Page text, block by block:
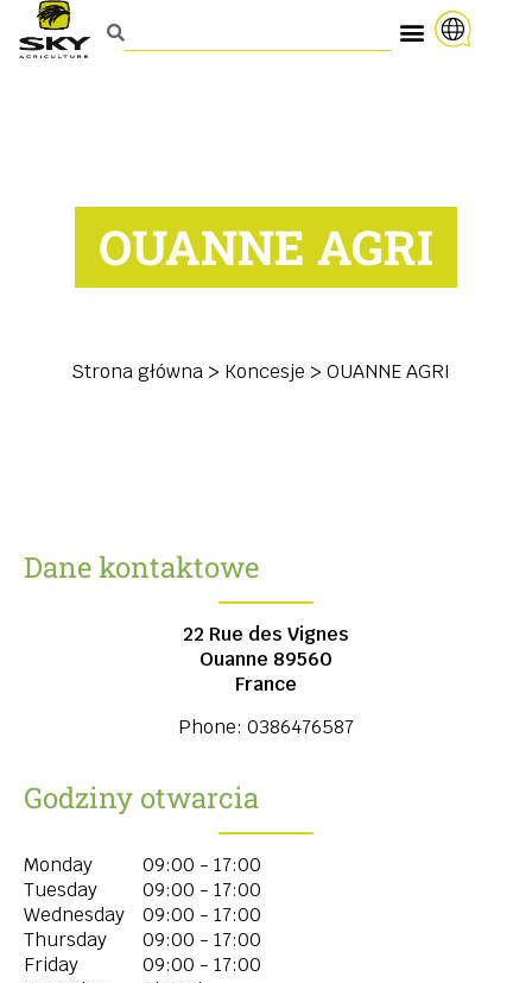
OUANNE AGRI
Strona główna > Koncesje > OUANNE AGRI
Dane kontaktowe
22 Rue des Vignes
Ouanne 89560
France
Phone: 0386476587
Godziny otwarcia
Monday
09:00 - 17:00
Tuesday
09:00 - 17:00
Wednesday
09:00 - 17:00
Thursday
09:00 - 17:00
Friday
09:00 - 17:00